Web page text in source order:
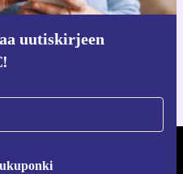
uutiskirjeen
Androidille